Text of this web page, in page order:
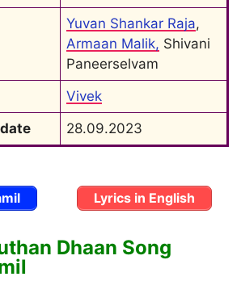
Yuvan Shankar Raja
Armaan Malik, Shivani
Paneerselvam
Vivek
28.09.2023
Lyrics in English
Dhaan Song